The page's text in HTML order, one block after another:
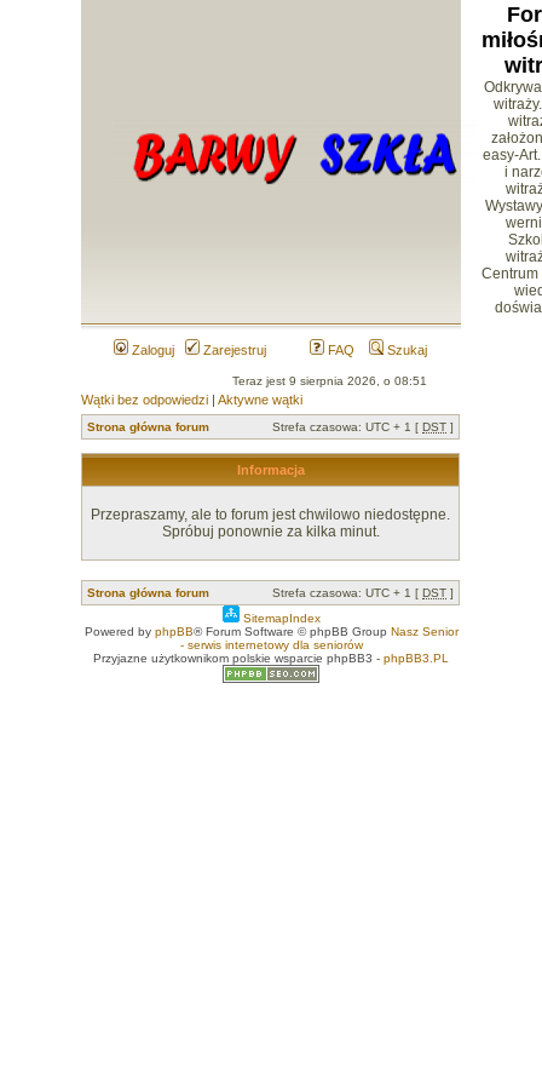
easy-
i
Zaloguj Zarejestruj FAQ Szukaj
Teraz jest 9 sierpnia 2026, o 08:51
Wątki bez odpowiedzi |Aktywne wątki
Strona główna forum Strefa czasowa: UTC + 1 [DST ]
Informacja
Przepraszamy, ale to forum jest chwilowo niedostępne.
Spróbuj ponownie za kilka minut.
Strona główna forum Strefa czasowa: UTC + 1 [DST ]
SitemapIndex
Powered by phpBB® Forum Software © phpBB Group Nasz Senior
- serwis internetowy dla seniorów
Przyjazne użytkownikom polskie wsparcie phpBB3 - phpBB3.PL